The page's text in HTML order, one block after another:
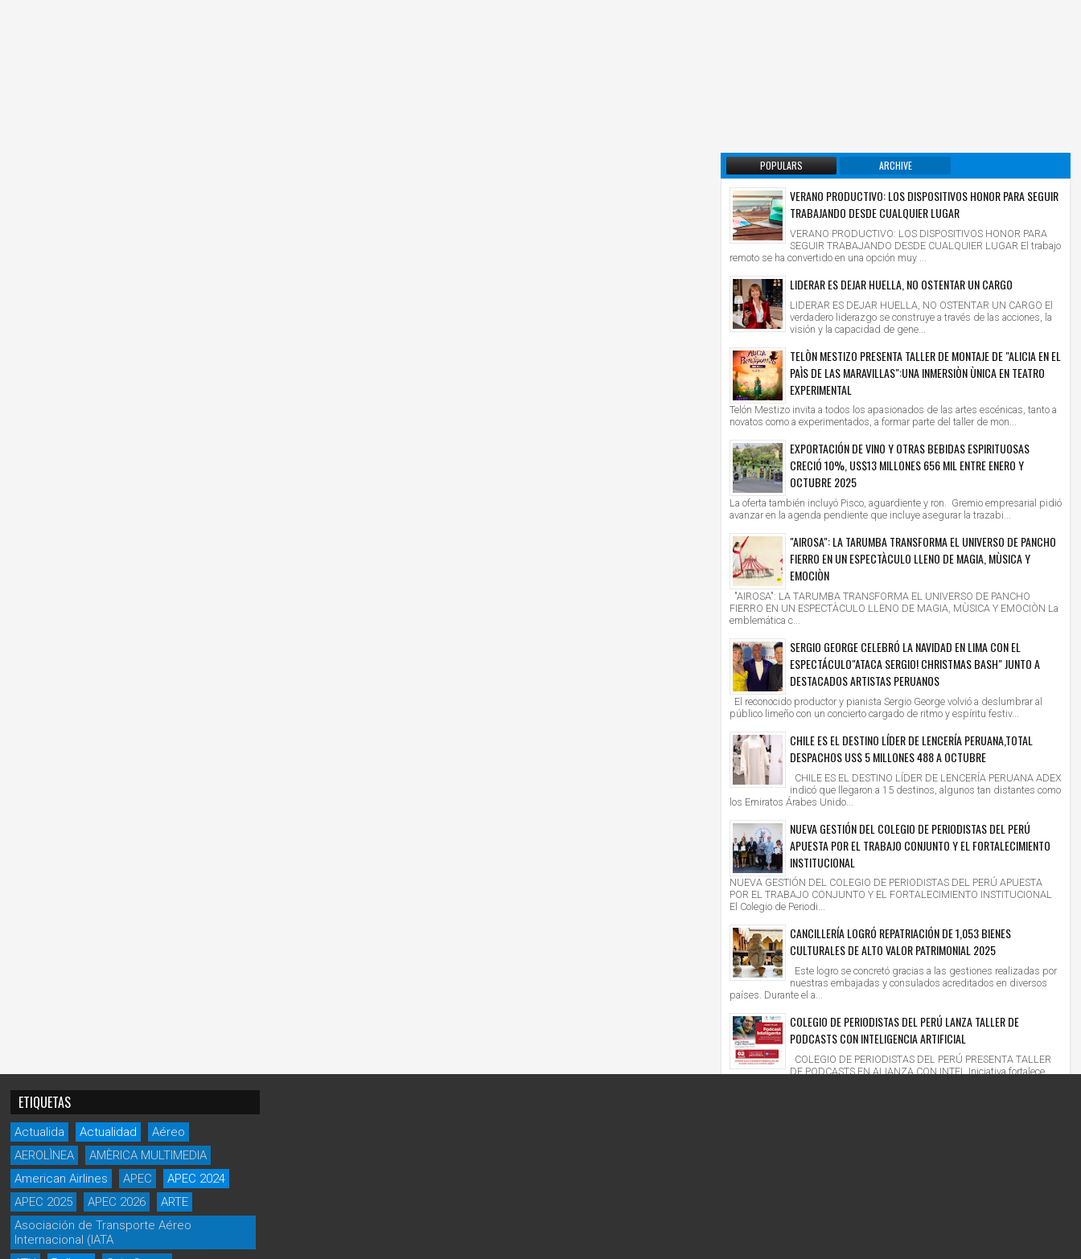
POPULARS ARCHIVE
VERANO PRODUCTIVO: LOS DISPOSITIVOS HONOR PARA SEGUIR
TRABAJANDO DESDE CUALQUIER LUGAR
VERANO PRODUCTIVO: LOS DISPOSITIVOS HONOR PARA
SEGUIR TRABAJANDO DESDE CUALQUIER LUGAR El trabajo
remoto se ha convertido en una opción muy ...
LIDERAR ES DEJAR HUELLA, NO OSTENTAR UN CARGO
LIDERAR ES DEJAR HUELLA, NO OSTENTAR UN CARGO El
verdadero liderazgo se construye a través de las acciones, la
visión y la capacidad de gene...
TELÒN MESTIZO PRESENTA TALLER DE MONTAJE DE "ALICIA EN EL
PAÌS DE LAS MARAVILLAS":UNA INMERSIÒN ÙNICA EN TEATRO
EXPERIMENTAL
Telón Mestizo invita a todos los apasionados de las artes escénicas, tanto a
novatos como a experimentados, a formar parte del taller de mon...
EXPORTACIÓN DE VINO Y OTRAS BEBIDAS ESPIRITUOSAS
CRECIÓ 10%, US$13 MILLONES 656 MIL ENTRE ENERO Y
OCTUBRE 2025
La oferta también incluyó Pisco, aguardiente y ron. Gremio empresarial pidió
avanzar en la agenda pendiente que incluye asegurar la trazabi...
"AIROSA": LA TARUMBA TRANSFORMA EL UNIVERSO DE PANCHO
FIERRO EN UN ESPECTÀCULO LLENO DE MAGIA, MÙSICA Y
EMOCIÒN
"AIROSA": LA TARUMBA TRANSFORMA EL UNIVERSO DE PANCHO
FIERRO EN UN ESPECTÀCULO LLENO DE MAGIA, MÙSICA Y EMOCIÒN La
emblemática c...
SERGIO GEORGE CELEBRÓ LA NAVIDAD EN LIMA CON EL
ESPECTÁCULO"ATACA SERGIO! CHRISTMAS BASH" JUNTO A
DESTACADOS ARTISTAS PERUANOS
El reconocido productor y pianista Sergio George volvió a deslumbrar al
público limeño con un concierto cargado de ritmo y espíritu festiv...
CHILE ES EL DESTINO LÍDER DE LENCERÍA PERUANA,TOTAL
DESPACHOS US$ 5 MILLONES 488 A OCTUBRE
CHILE ES EL DESTINO LÍDER DE LENCERÍA PERUANA ADEX
indicó que llegaron a 15 destinos, algunos tan distantes como
los Emiratos Árabes Unido...
NUEVA GESTIÓN DEL COLEGIO DE PERIODISTAS DEL PERÚ
APUESTA POR EL TRABAJO CONJUNTO Y EL FORTALECIMIENTO
INSTITUCIONAL
NUEVA GESTIÓN DEL COLEGIO DE PERIODISTAS DEL PERÚ APUESTA
POR EL TRABAJO CONJUNTO Y EL FORTALECIMIENTO INSTITUCIONAL
El Colegio de Periodi...
CANCILLERÍA LOGRÓ REPATRIACIÓN DE 1,053 BIENES
CULTURALES DE ALTO VALOR PATRIMONIAL 2025
Este logro se concretó gracias a las gestiones realizadas por
nuestras embajadas y consulados acreditados en diversos
países. Durante el a...
COLEGIO DE PERIODISTAS DEL PERÚ LANZA TALLER DE
PODCASTS CON INTELIGENCIA ARTIFICIAL
COLEGIO DE PERIODISTAS DEL PERÚ PRESENTA TALLER
DE PODCASTS EN ALIANZA CON INTEL Iniciativa fortalece
ETIQUETAS
Actualida Actualidad
Aéreo
AEROLÌNEA
AMÈRICA MULTIMEDIA
American Airlines
APEC
APEC 2024
APEC 2025
APEC 2026
ARTE
Asociación de Transporte Aéreo
Internacional (IATA